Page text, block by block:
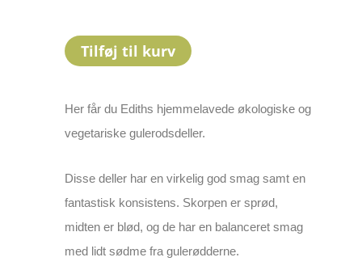
Tilføj til kurv
Her får du Ediths hjemmelavede økologiske og
vegetariske gulerodsdeller.
Disse deller har en virkelig god smag samt en
fantastisk konsistens. Skorpen er sprød,
midten er blød, og de har en balanceret smag
med lidt sødme fra gulerødderne.